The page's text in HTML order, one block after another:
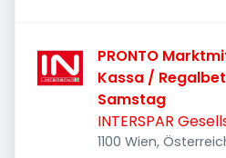
PRONTO
Kassa /
Samstag
INTERSPAR
1100 Wien,